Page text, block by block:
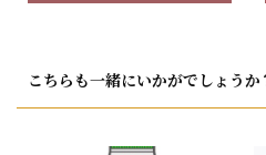
こちらも一緒にいかがでしょうか